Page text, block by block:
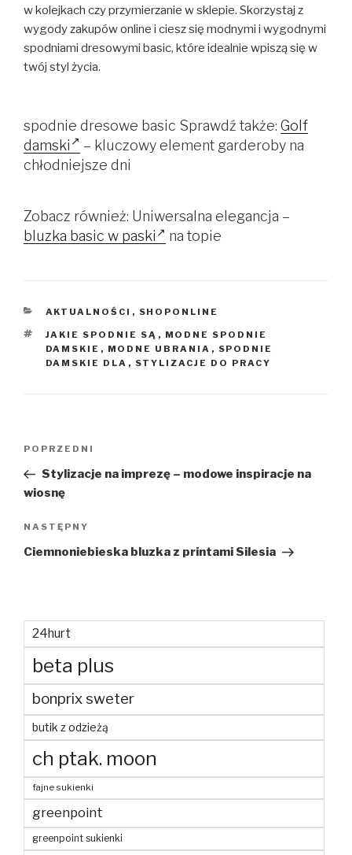
w kolejkach czy przymierzanie w sklepie. Skorzystaj z
wygody zakupów online i ciesz się modnymi i wygodnymi
spodniami dresowymi basic, które idealnie wpiszą się w
twój styl życia.
spodnie dresowe basic Sprawdź także: Golf
damski
– kluczowy element garderoby na
chłodniejsze dni
Zobacz również: Uniwersalna elegancja –
bluzka basic w paski
na topie
KATEGORIE
AKTUALNOŚCI , SHOPONLINE
TAGI
JAKIE SPODNIE SĄ , MODNE SPODNIE
DAMSKIE , MODNE UBRANIA , SPODNIE
DAMSKIE DLA , STYLIZACJE DO PRACY
Poprzedni
wpis
POPRZEDNI
Stylizacje na imprezę – modowe inspiracje na
wiosnę
Następny
wpis
NASTĘPNY
Ciemnoniebieska bluzka z printami Silesia
24hurt
beta plus
bonprix sweter
butik z odzieżą
ch ptak. moon
fajne sukienki
greenpoint
greenpoint sukienki